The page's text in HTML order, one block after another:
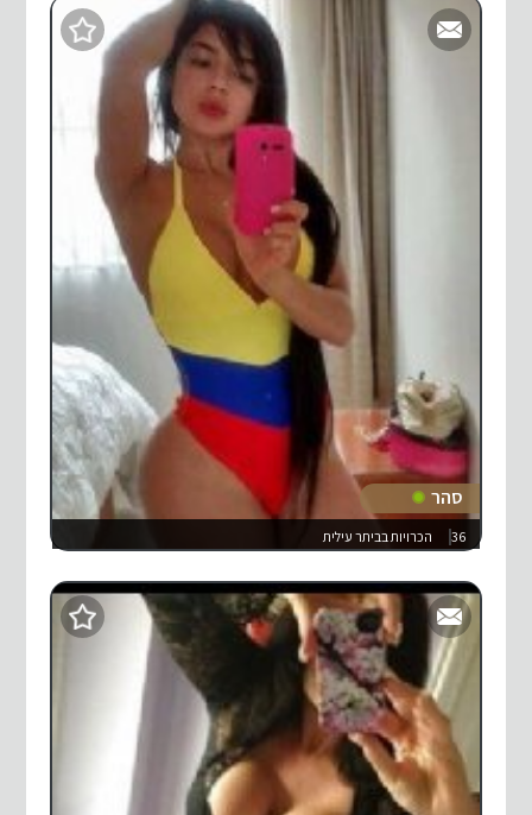
סהר
36 הכרויות בביתר עילית